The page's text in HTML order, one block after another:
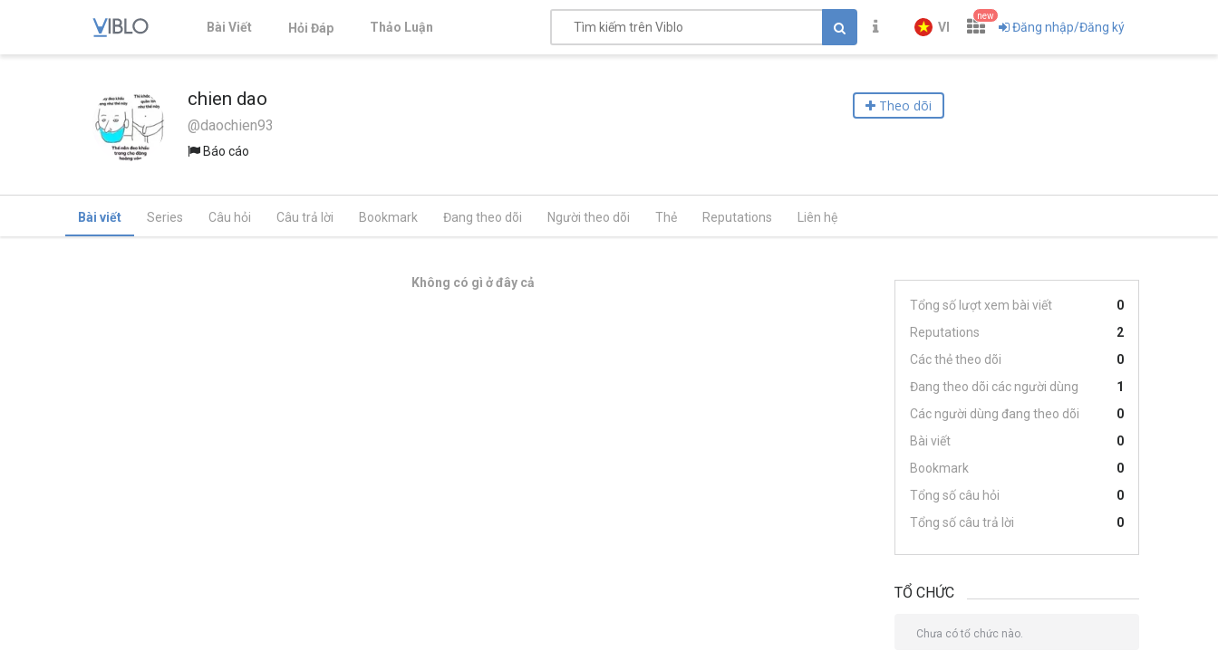
Bài Viết Hỏi Đáp Thảo Luận VI
new
Đăng nhập/Đăng ký
chien dao
@daochien93
Báo cáo
Theo dõi
Bài viết Series Câu hỏi Câu trả lời Bookmark Đang theo dõi Người theo dõi Thẻ Reputations Liên hệ
Không có gì ở đây cả
Tổng số lượt xem bài viết
0
Reputations
2
Các thẻ theo dõi
0
Đang theo dõi các người dùng
1
Các người dùng đang theo dõi
0
Bài viết
0
Bookmark
0
Tổng số câu hỏi
0
Tổng số câu trả lời
0
TỔ CHỨC
Chưa có tổ chức nào.